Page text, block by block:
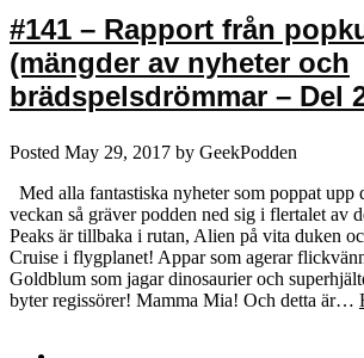
#141 – Rapport från
(mängder av nyheter och
brädspelsdrömmar – Del
Posted May 29, 2017 by GeekPodden
Med alla fantastiska nyheter som poppat upp
veckan så gräver podden ned sig i flertalet av
Peaks är tillbaka i rutan, Alien på vita duken
Cruise i flygplanet! Appar som agerar
Goldblum som jagar dinosaurier och
byter regissörer! Mamma Mia! Och detta är…